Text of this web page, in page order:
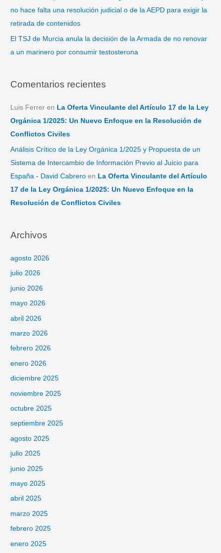
no hace falta una resolución judicial o de la AEPD para exigir la
retirada de contenidos
El TSJ de Murcia anula la decisión de la Armada de no renovar
a un marinero por consumir testosterona
Comentarios recientes
Luis Ferrer en La Oferta Vinculante del Artículo 17 de la Ley
Orgánica 1/2025: Un Nuevo Enfoque en la Resolución de
Conflictos Civiles
Análisis Crítico de la Ley Orgánica 1/2025 y Propuesta de un
Sistema de Intercambio de Información Previo al Juicio para
España - David Cabrero en La Oferta Vinculante del Artículo
17 de la Ley Orgánica 1/2025: Un Nuevo Enfoque en la
Resolución de Conflictos Civiles
Archivos
agosto 2026
julio 2026
junio 2026
mayo 2026
abril 2026
marzo 2026
febrero 2026
enero 2026
diciembre 2025
noviembre 2025
octubre 2025
septiembre 2025
agosto 2025
julio 2025
junio 2025
mayo 2025
abril 2025
marzo 2025
febrero 2025
enero 2025